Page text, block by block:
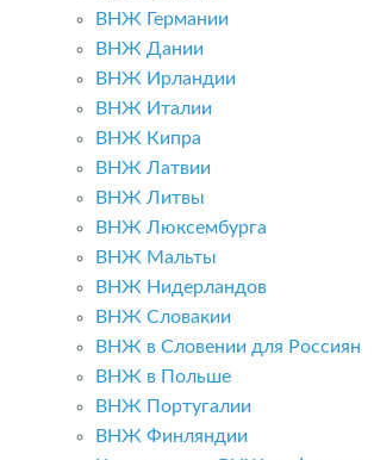
ВНЖ Германии
ВНЖ Дании
ВНЖ Ирландии
ВНЖ Италии
ВНЖ Кипра
ВНЖ Латвии
ВНЖ Литвы
ВНЖ Люксембурга
ВНЖ Мальты
ВНЖ Нидерландов
ВНЖ Словакии
ВНЖ в Словении для Россиян
ВНЖ в Польше
ВНЖ Португалии
ВНЖ Финляндии